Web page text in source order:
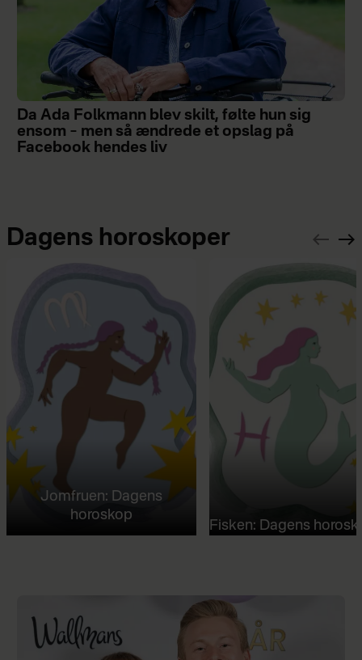
Da Ada Folkmann blev skilt, følte hun sig
ensom – men så ændrede et opslag på
Facebook hendes liv
Dagens horoskoper
Jomfruen: Dagens
horoskop
Fisken: Dagens